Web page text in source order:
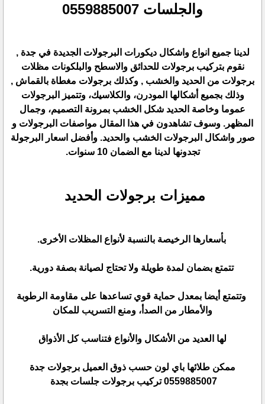
والجلسات 0559885007
لدينا جميع انواع واشكال ديكورات البرجولات الجديدة في جدة ,
نقوم بتركيب برجولات للحدائق والاسطح والبلكونات مظلات
برجولات من الحديد والخشب , وكذلك برجولات مغطاة بالقماش ,
وذلك بجميع أشكالها المودرن، والكلاسيك، وتتميز البرجولات
عموما وخاصة الحديد شكل الخشب بمرونة التصميم، وجمال
المظهر. وسوف تشاهدون في هذا المقال مواصفات البرجولات و
صور واشكال البرجولات الخشب والحديد. وأفضل اسعار البرجولة
تجدونها لدينا مع الضمان 10 سنوات.
مميزات برجولات الحديد
بأسعارها الرخيصة بالنسبة لأنواع المظلات الأخرى.
تتمتع بضمان لمدة طويلة ولا تحتاج لصيانة بصفة دورية.
وتتمتع أيضا بمعدل حماية قوي تساعدها على مقاومة الرطوبة
والأمطار من الصدأ، ومنع التسريب للمكان
لها العديد من الأشكال والأنواع فتناسب كل الأذواق
ممكن طلائها باي لون حسب ذوق العميل برجولات جدة
0559885007 تركيب برجولات جلسات بجدة